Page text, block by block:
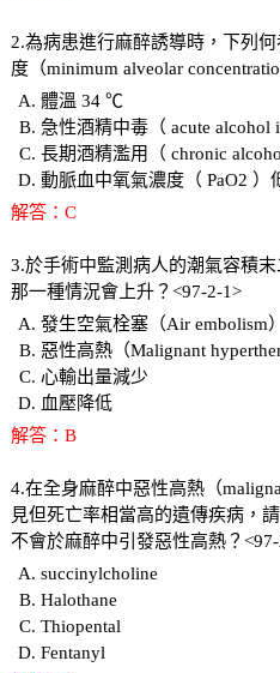
2.為病患進行麻醉誘導時，下列
度（minimum alveolar
體溫 34 ℃
急性酒精中毒（ acute alcohol
長期酒精濫用（ chronic
動脈血中氧氣濃度（ PaO2 ）
解答：C
3.於手術中監測病人的潮氣容積
那一種情況會上升？<97-2-1>
發生空氣栓塞（Air embolism）
惡性高熱（Malignant
心輸出量減少
血壓降低
解答：B
4.在全身麻醉中惡性高熱（
見但死亡率相當高的遺傳疾病，
不會於麻醉中引發惡性高熱？
succinylcholine
Halothane
Thiopental
Fentanyl